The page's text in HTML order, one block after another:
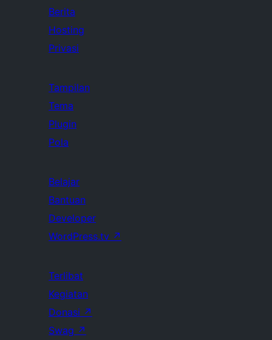
Berita
Hosting
Privasi
Tampilan
Tema
Plugin
Pola
Belajar
Bantuan
Developer
WordPress.tv ↗
Terlibat
Kegiatan
Donasi ↗
Swag ↗